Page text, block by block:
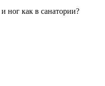
ног как в санатории?